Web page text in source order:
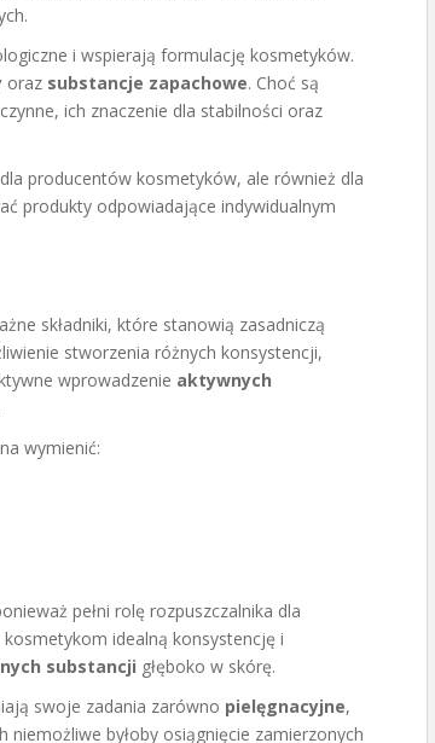
i wspierają formulację kosmetyków.
oraz substancje zapachowe. Choć są
ich znaczenie dla stabilności oraz
producentów kosmetyków, ale również dla
produkty odpowiadające indywidualnym
składniki, które stanowią zasadniczą
stworzenia różnych konsystencji,
wprowadzenie aktywnych
wymienić:
pełni rolę rozpuszczalnika dla
idealną konsystencję i
substancji głęboko w skórę.
swoje zadania zarówno pielęgnacyjne,
niemożliwe byłoby osiągnięcie zamierzonych